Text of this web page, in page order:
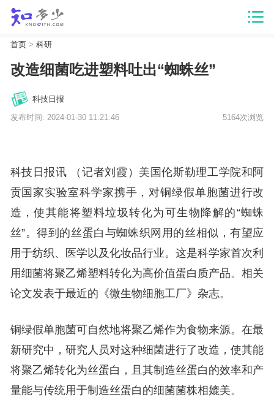
首页> 科研
改造细菌吃进塑料吐出“蜘蛛丝”
科技日报
发布时间: 2024-01-30 11:21:46 5164次浏览
科技日报讯 （记者刘霞）美国伦斯勒理工学院和阿
贡国家实验室科学家携手，对铜绿假单胞菌进行改
造，使其能将塑料垃圾转化为可生物降解的“蜘蛛
丝”。得到的丝蛋白与蜘蛛织网用的丝相似，有望应
用于纺织、医学以及化妆品行业。这是科学家首次利
用细菌将聚乙烯塑料转化为高价值蛋白质产品。相关
论文发表于最近的《微生物细胞工厂》杂志。
铜绿假单胞菌可自然地将聚乙烯作为食物来源。在最
新研究中，研究人员对这种细菌进行了改造，使其能
将聚乙烯转化为丝蛋白，且其制造丝蛋白的效率和产
量能与传统用于制造丝蛋白的细菌菌株相媲美。